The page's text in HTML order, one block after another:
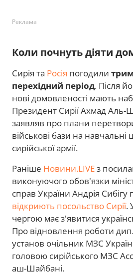
Реклама
Коли почнуть діяти
Сирія та Росія погодили
перехідний період. Після
нові домовленості мають
Президент Сирії Ахмад Аль-
заявляв про плани
військові бази на навчальні
сирійської армії.
Раніше Новини.LIVEз
виконуючого обов'язки
справ України Андрія
відкриють посольство Сирії.
чергою має з'явитися
Про відновлення роботи
установ очільник МЗС
головою сирійського МЗС
аш-Шайбані.